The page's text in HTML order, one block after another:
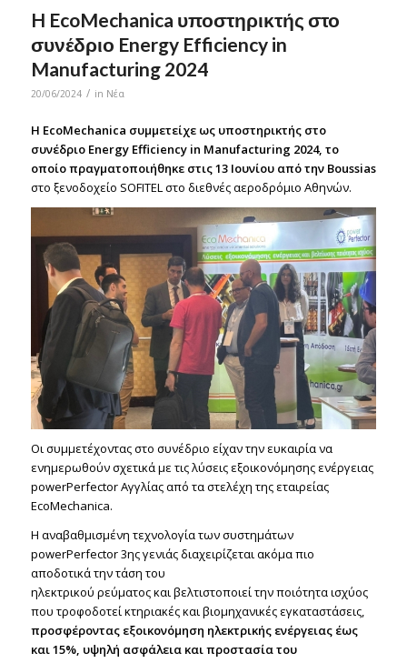
H EcoMechanica υποστηρικτής στο
συνέδριο Energy Efficiency in
Manufacturing 2024
20/06/2024 / in Νέα
H EcoMechanica συμμετείχε ως υποστηρικτής στο
συνέδριο Energy Efficiency in Manufacturing 2024, το
οποίο πραγματοποιήθηκε στις 13 Ιουνίου από την Boussias
στο ξενοδοχείο SOFITEL στο διεθνές αεροδρόμιο Αθηνών.
Οι συμμετέχοντας στο συνέδριο είχαν την ευκαιρία να
ενημερωθούν σχετικά με τις λύσεις εξοικονόμησης ενέργειας
powerPerfector Αγγλίας από τα στελέχη της εταιρείας
EcoMechanica.
H αναβαθμισμένη τεχνολογία των συστημάτων
powerPerfector 3ης γενιάς διαχειρίζεται ακόμα πιο
αποδοτικά την τάση του
ηλεκτρικού ρεύματος και βελτιστοποιεί την ποιότητα ισχύος
που τροφοδοτεί κτηριακές και βιομηχανικές εγκαταστάσεις,
προσφέροντας εξοικονόμηση ηλεκτρικής ενέργειας έως
και 15%, υψηλή ασφάλεια και προστασία του